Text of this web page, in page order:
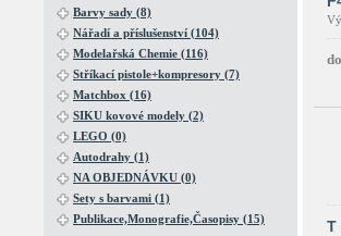
Barvy sady (8)
Nářadí a příslušenství (104)
Modelařská Chemie (116)
Stříkací pistole+kompresory (7)
Matchbox (16)
SIKU kovové modely (2)
LEGO (0)
Autodrahy (1)
NA OBJEDNÁVKU (0)
Sety s barvami (1)
Publikace,Monografie,Časopisy (15)
T